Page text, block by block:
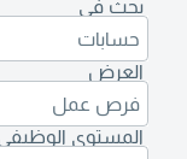
بحث في
حسابات
العرض
فرص عمل
المستوى